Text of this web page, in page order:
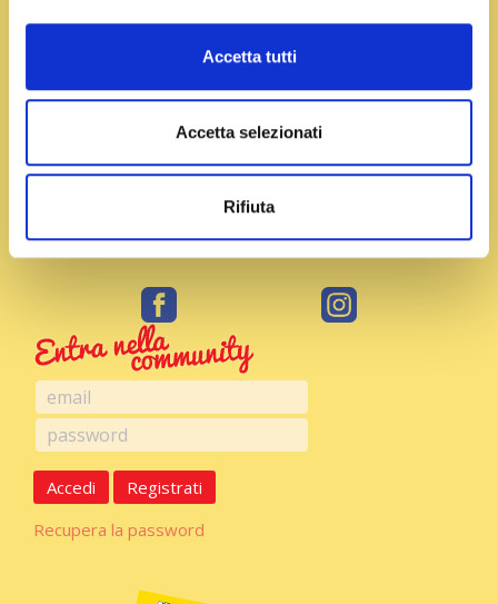
Accetta tutti
Accetta selezionati
Rifiuta
pastella decisamente densa. Portate l’olio a
temperatura (circa 180° C) e friggete le cozze per
circa 1 minuto.
Scolate su carta da cucina e salate solo al momento
di servire. Consumatele calde e croccanti.
Accedi
Registrati
Recupera la password